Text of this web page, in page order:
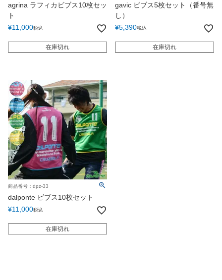
agrina ラフィカビブス10枚セッ
ト
¥11,000税込
在庫切れ
gavic ビブス5枚セット（番号無
し）
¥5,390税込
在庫切れ
商品番号：dpz-33
dalponte ビブス10枚セット
¥11,000税込
在庫切れ